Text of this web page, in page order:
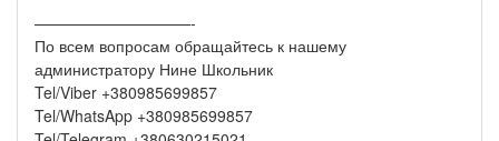
——————————-
По всем вопросам обращайтесь к нашему
администратору Нине Школьник
Tel/Viber +380985699857
Tel/WhatsApp +380985699857